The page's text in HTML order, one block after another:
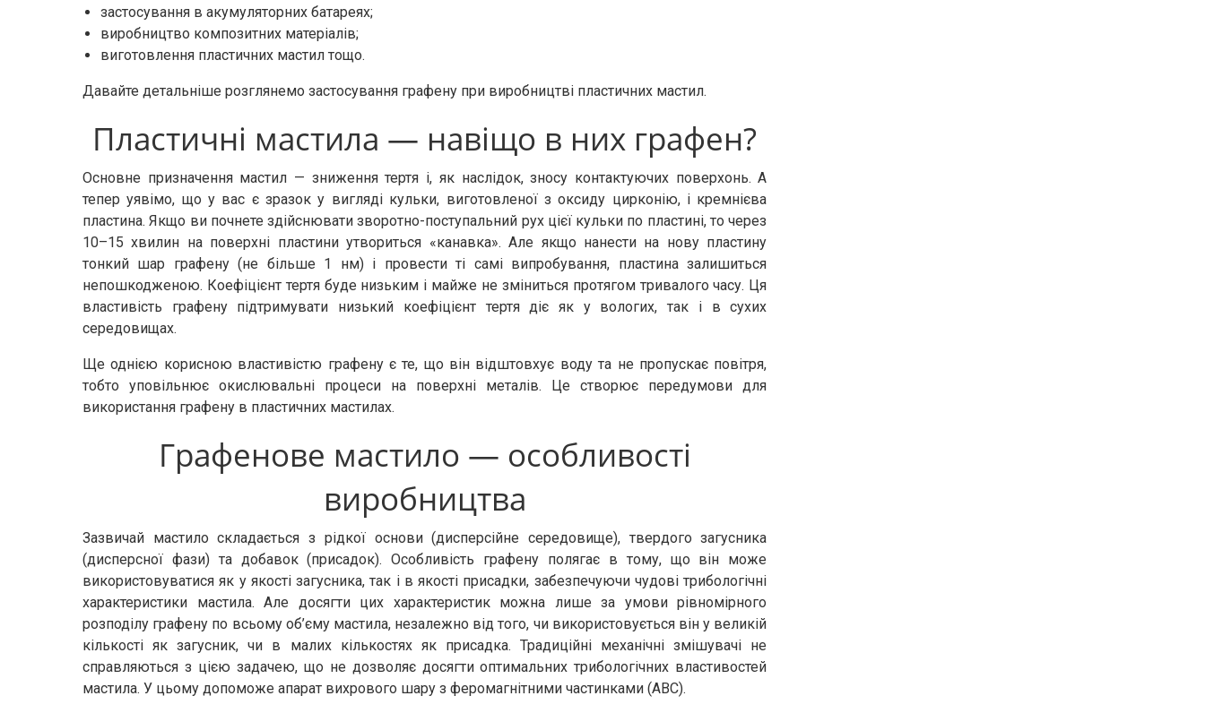
застосування в акумуляторних батареях;
виробництво композитних матеріалів;
виготовлення пластичних мастил тощо.
Давайте детальніше розглянемо застосування графену при виробництві пластичних мастил.
Пластичні мастила — навіщо в них графен?
Основне призначення мастил — зниження тертя і, як наслідок, зносу контактуючих поверхонь. А
тепер уявімо, що у вас є зразок у вигляді кульки, виготовленої з оксиду цирконію, і кремнієва
пластина. Якщо ви почнете здійснювати зворотно-поступальний рух цієї кульки по пластині, то через
10–15 хвилин на поверхні пластини утвориться «канавка». Але якщо нанести на нову пластину
тонкий шар графену (не більше 1 нм) і провести ті самі випробування, пластина залишиться
непошкодженою. Коефіцієнт тертя буде низьким і майже не зміниться протягом тривалого часу. Ця
властивість графену підтримувати низький коефіцієнт тертя діє як у вологих, так і в сухих
середовищах.
Ще однією корисною властивістю графену є те, що він відштовхує воду та не пропускає повітря,
тобто уповільнює окислювальні процеси на поверхні металів. Це створює передумови для
використання графену в пластичних мастилах.
Графенове мастило — особливості
виробництва
Зазвичай мастило складається з рідкої основи (дисперсійне середовище), твердого загусника
(дисперсної фази) та добавок (присадок). Особливість графену полягає в тому, що він може
використовуватися як у якості загусника, так і в якості присадки, забезпечуючи чудові трибологічні
характеристики мастила. Але досягти цих характеристик можна лише за умови рівномірного
розподілу графену по всьому об’єму мастила, незалежно від того, чи використовується він у великій
кількості як загусник, чи в малих кількостях як присадка. Традиційні механічні змішувачі не
справляються з цією задачею, що не дозволяє досягти оптимальних трибологічних властивостей
мастила. У цьому допоможе апарат вихрового шару з феромагнітними частинками (АВС).